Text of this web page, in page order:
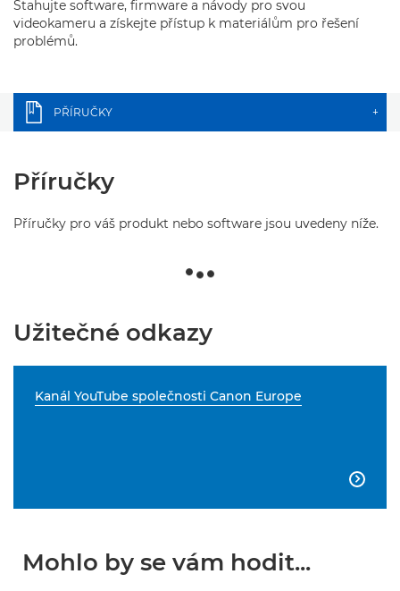
Stahujte software, firmware a návody pro svou
videokameru a získejte přístup k materiálům pro řešení
problémů.
PŘÍRUČKY +
Příručky
Příručky pro váš produkt nebo software jsou uvedeny níže.
Užitečné odkazy
Kanál YouTube společnosti Canon Europe

Mohlo by se vám hodit...